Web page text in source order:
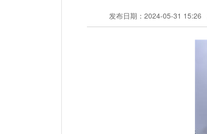
发布日期：2024-05-31 15:26